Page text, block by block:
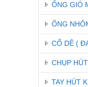
ỐNG GIÓ
ỐNG
CỔ DÊ (
CHỤP
TAY HÚT